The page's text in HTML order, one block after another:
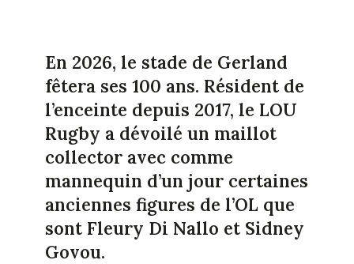
En 2026, le stade de Gerland
fêtera ses 100 ans. Résident de
l’enceinte depuis 2017, le LOU
Rugby a dévoilé un maillot
collector avec comme
mannequin d’un jour certaines
anciennes figures de l’OL que
sont Fleury Di Nallo et Sidney
Govou.